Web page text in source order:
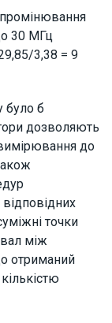
30 МГц
3,38 = 9
було б
дозволяють
до
точки
між
отриманий